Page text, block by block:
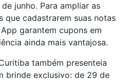
junho. Para ampliar as
que cadastrarem suas notas
garantem cupons em
ainda mais vantajosa.
também presenteia
brinde exclusivo: de 29 de